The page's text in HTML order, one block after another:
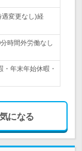
遇変更なし)経
時間外労働なし
・年末年始休暇・
気になる